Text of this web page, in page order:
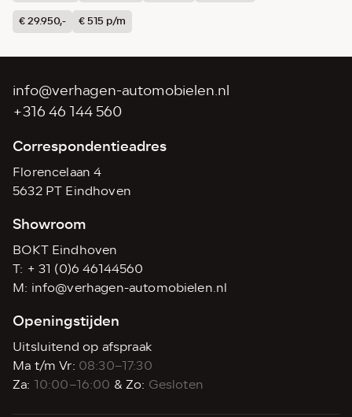
€ 29.950,-
€ 515 p/m
info@verhagen-automobielen.nl
+316 46 144 560
Correspondentieadres
Florencelaan 4
5632 PT Eindhoven
Showroom
BOKT Eindhoven
T: + 31 (0)6 46144560
M: info@verhagen-automobielen.nl
Openingstijden
Uitsluitend op afspraak
Ma t/m Vr: 08:30–17:30
Za: 10:00–16:00 & Zo: Gesloten